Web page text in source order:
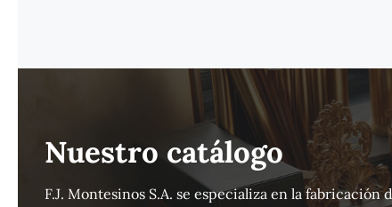
Nuestro catálogo
F.J. Montesinos S.A. se especializa en la